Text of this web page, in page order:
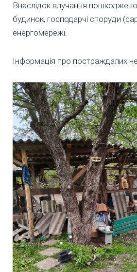
Внаслідок влучання
будинок, господарчі споруди
енергомережі.
Інформація про постраждалих